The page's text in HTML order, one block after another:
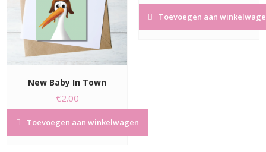
New Baby In Town
€2.00
Toevoegen aan winkelwagen
Toevoegen aan